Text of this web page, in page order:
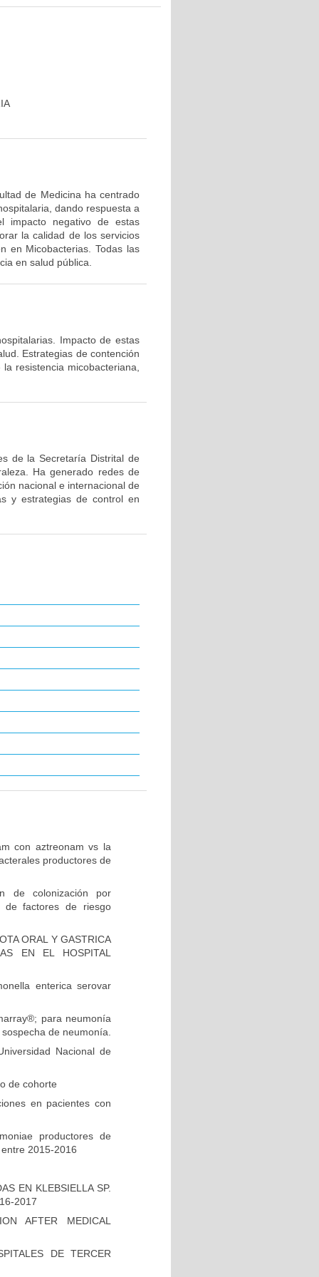
de Medicina ha centrado
dando respuesta a
impacto negativo de estas
la calidad de los servicios
en Micobacterias. Todas las
en salud pública.
Impacto de estas
Estrategias de contención
resistencia micobacteriana,
de la Secretaría Distrital de
Ha generado redes de
nacional e internacional de
y estrategias de control en
con aztreonam vs la
productores de
de colonización por
de factores de riesgo
ORAL Y GASTRICA
EN EL HOSPITAL
enterica serovar
para neumonía
de neumonía.
Nacional de
de cohorte
en pacientes con
productores de
2015-2016
EN KLEBSIELLA SP.
2017
AFTER MEDICAL
DE TERCER